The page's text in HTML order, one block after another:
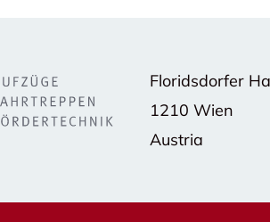
Floridsdorfer
1210 Wien
Austria